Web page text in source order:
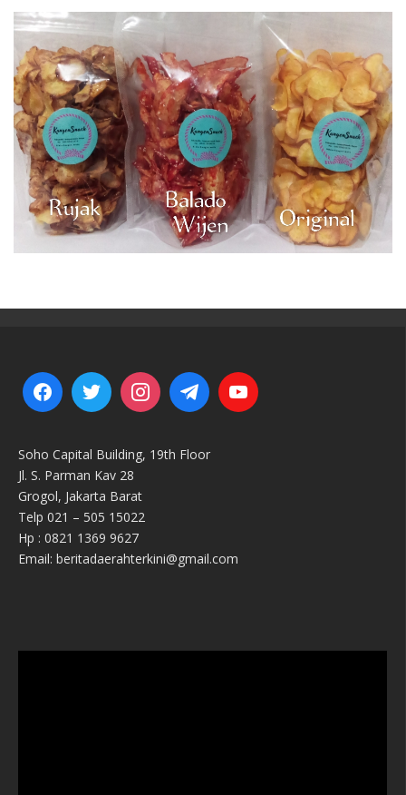
Soho Capital Building, 19th Floor
Jl. S. Parman Kav 28
Grogol, Jakarta Barat
Telp 021 – 505 15022
Hp : 0821 1369 9627
Email: beritadaerahterkini@gmail.com